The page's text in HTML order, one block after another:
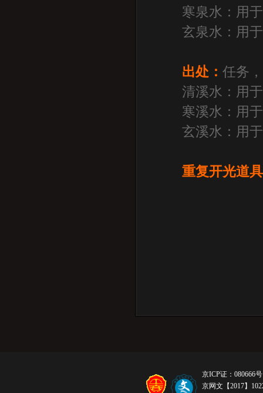
寒泉水：用
玄泉水：用
出处：任务
清溪水：用
寒溪水：用
玄溪水：用
重复开光道
京ICP证：080666
京网文【2017】